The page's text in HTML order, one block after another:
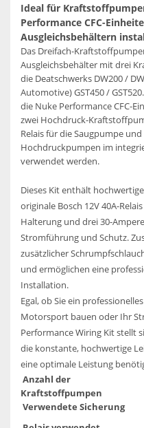
Ideal für
Performance CFC-
Ausgleichsbehältern
Das Dreifach-
Ausgleichsbehälter mit drei
die Deatschwerks DW200 /
Automotive) GST450 /
die Nuke Performance CFC-
zwei Hochdruck-
Relais für die Saugpumpe
Hochdruckpumpen im
verwendet werden.
Dieses Kit enthält
originale Bosch 12V 40A-
Halterung und drei 30-
Stromführung und Schutz.
zusätzlicher
und ermöglichen eine
Installation.
Egal, ob Sie ein
Motorsport bauen oder Ihr
Performance Wiring Kit stellt
die konstante, hochwertige
eine optimale Leistung
Anzahl der
Kraftstoffpumpen
Verwendete Sicherung